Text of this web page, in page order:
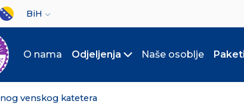
your language
BiH
O nama Odjeljenja
Toggle submenu
Naše osoblje
venskog katetera